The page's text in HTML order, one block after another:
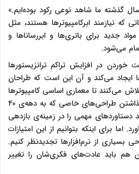
گذشته ما شاهد نوعی رکود بوده‌ایم.»
که نیازمند ابرکامپیوترها هستند، مثل
جدید برای باتری‌ها و ابررسانا‌ها و
می‌شود.
در افزایش تراکم ترانزیستورها
می‌کند و آن این است که طراحان
تلاش می‌کنند تا معماری اساسی کامپیوترها
را از نو طراحی کنند. کنار گذاشتن طراحی‌های خاصی که به دهه‌ی ۴۰
دستاوردهای مهمی را در زمینه‌ی بازدهی
اما برای اینکه بتوانیم از این امتیازات
بسیاری از نرم‌افزارها تجدیدنظر کنیم.
هم باید عادت‌های فکری‌شان را تغییر